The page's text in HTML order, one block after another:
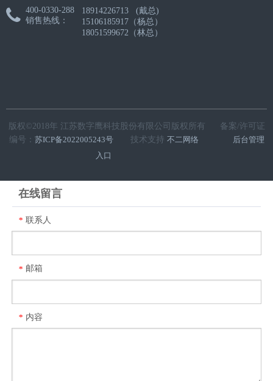
 400-0330-288
销售热线：
18914226713 (戴总)
15106185917（杨总）
18051599672（林总）
版权©2018年 江苏数字鹰科技股份有限公司版权所有 备案/许可证
编号： 苏ICP备2022005243号技术支持 不二网络
后台管理
入口
在线留言
* 联系人
* 邮箱
* 内容